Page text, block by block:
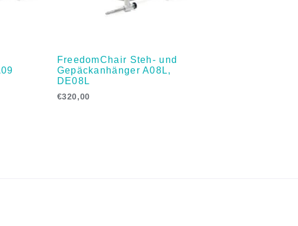
FreedomChair Steh- und
Gepäckanhänger A08L,
DE08L
€320,00